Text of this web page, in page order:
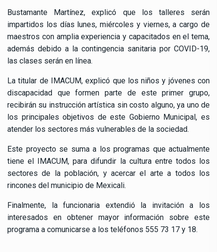
Bustamante Martínez, explicó que los talleres serán
impartidos los días lunes, miércoles y viernes, a cargo de
maestros con amplia experiencia y capacitados en el tema,
además debido a la contingencia sanitaria por COVID-19,
las clases serán en línea.
La titular de IMACUM, explicó que los niños y jóvenes con
discapacidad que formen parte de este primer grupo,
recibirán su instrucción artística sin costo alguno, ya uno de
los principales objetivos de este Gobierno Municipal, es
atender los sectores más vulnerables de la sociedad.
Este proyecto se suma a los programas que actualmente
tiene el IMACUM, para difundir la cultura entre todos los
sectores de la población, y acercar el arte a todos los
rincones del municipio de Mexicali.
Finalmente, la funcionaria extendió la invitación a los
interesados en obtener mayor información sobre este
programa a comunicarse a los teléfonos 555 73 17 y 18.